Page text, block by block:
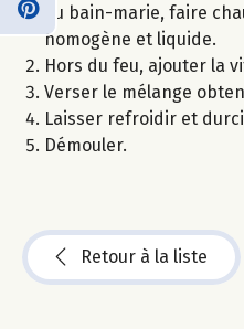
Au bain-marie, faire
homogène et liquide.
Hors du feu, ajouter la
Verser le mélange
Laisser refroidir et
Démouler.
Retour à la liste